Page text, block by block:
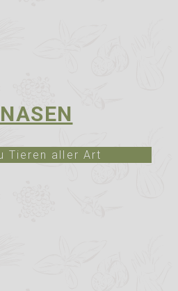
Tieren aller Art